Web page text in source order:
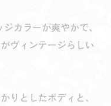
カラーが爽やかで、
ヴィンテージらしい
りとしたボディと、